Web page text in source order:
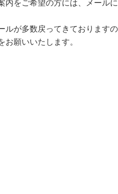
をご希望の方には、メール
が多数戻ってきております
お願いいたします。